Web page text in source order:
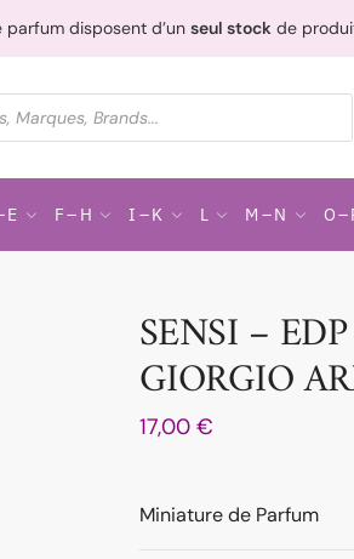
disposent d’un seul stock de
E F – H I – K L M – N O –
SENSI –
GIORGIO
17,00 €
Miniature de Parfum